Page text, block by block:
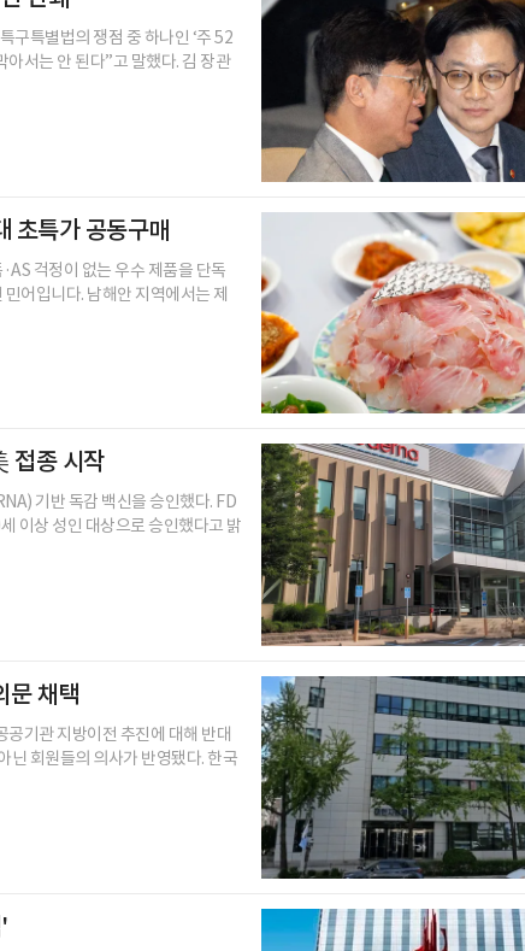
구특별법의 쟁점 중 하나인 ‘주 52
서는 안 된다”고 말했다. 김 장관
초특가 공동구매
걱정이 없는 우수 제품을 단독
어입니다. 남해안 지역에서는 제
접종 시작
기반 독감 백신을 승인했다. FD
이상 성인 대상으로 승인했다고 밝
문 채택
기관 지방이전 추진에 대해 반대
닌 회원들의 의사가 반영됐다. 한국
'